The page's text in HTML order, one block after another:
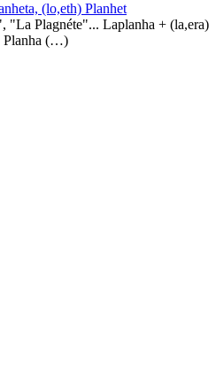
(lo,eth) Planhet
"La Plagnéte"... Laplanha + (la,era)
Planha (…)